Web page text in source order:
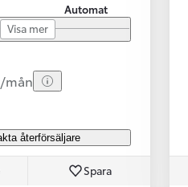
Automat
Visa mer
mån
återförsäljare
Spara